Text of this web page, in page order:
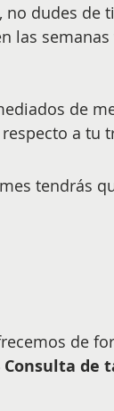
no dudes
las
a tu
mes
de
​Consulta